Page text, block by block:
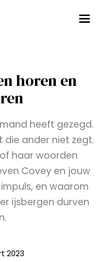
horen en
heeft gezegd.
die ander niet zegt.
haar woorden
Covey en jouw
en waarom
ijsbergen durven
2023